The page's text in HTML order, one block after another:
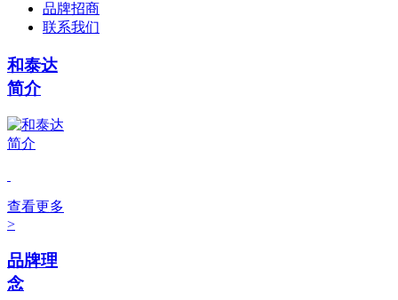
品牌招商
联系我们
和泰达
简介
查看更多
>
品牌理
念